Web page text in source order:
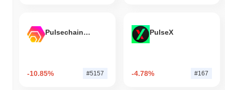
Pulsechain Bridged HEX (Pulsechain)
-10.85% #5157
PulseX
-4.78% #167